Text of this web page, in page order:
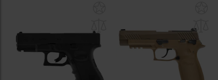
schowka